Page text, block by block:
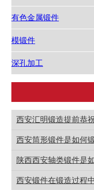
有色金属锻件
模锻件
深孔加工
西安汇明锻造提前恭
西安筒形锻件是如何
陕西西安轴类锻件是
西安锻件在锻造过程